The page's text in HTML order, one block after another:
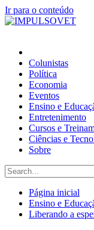
Ir para o conteúdo
Colunistas
Política
Economia
Eventos
Ensino e
Entretenimento
Cursos e
Ciências e
Sobre
Página inicial
Ensino e
Liberando a